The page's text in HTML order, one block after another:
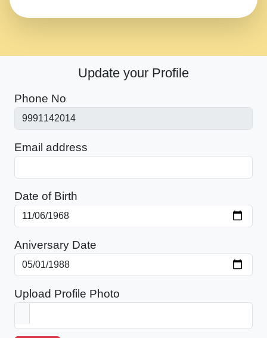
Update your Profile
Phone No
Email address
Date of Birth
Aniversary Date
Upload Profile Photo